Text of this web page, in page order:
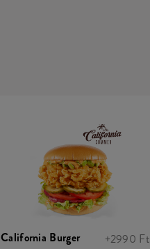
California Burger +2990 Ft